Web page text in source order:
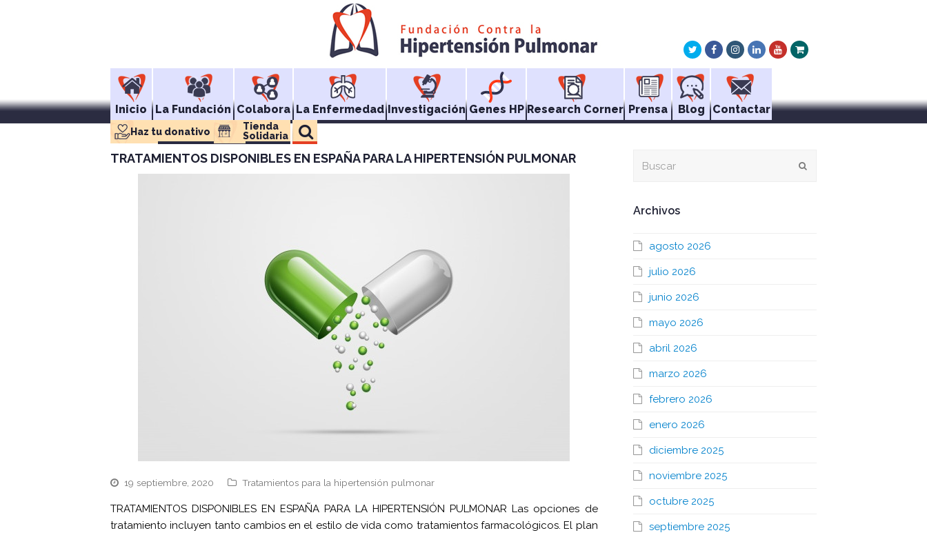
TwitterFacebookInstagram
LinkedInYoutube
Xing
Inicio La Fundación Colabora La Enfermedad Investigación Genes HP Research Corner Prensa Blog Contactar
Haz tu donativo
Tienda
Solidaria
TRATAMIENTOS DISPONIBLES EN ESPAÑA PARA LA HIPERTENSIÓN PULMONAR
19 septiembre, 2020 Tratamientos para la hipertensión pulmonar
TRATAMIENTOS DISPONIBLES EN ESPAÑA PARA LA HIPERTENSIÓN PULMONAR Las opciones de
tratamiento incluyen tanto cambios en el estilo de vida como tratamientos farmacológicos. El plan
Archivos
agosto 2026
julio 2026
junio 2026
mayo 2026
abril 2026
marzo 2026
febrero 2026
enero 2026
diciembre 2025
noviembre 2025
octubre 2025
septiembre 2025